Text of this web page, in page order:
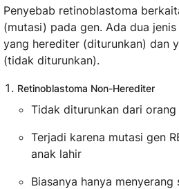
Penyebab retinoblastoma
(mutasi) pada gen. Ada dua
yang herediter (diturunkan) dan
(tidak diturunkan).
Retinoblastoma Non-Herediter
Tidak diturunkan dari orang
Terjadi karena mutasi gen
anak lahir
Biasanya hanya menyerang